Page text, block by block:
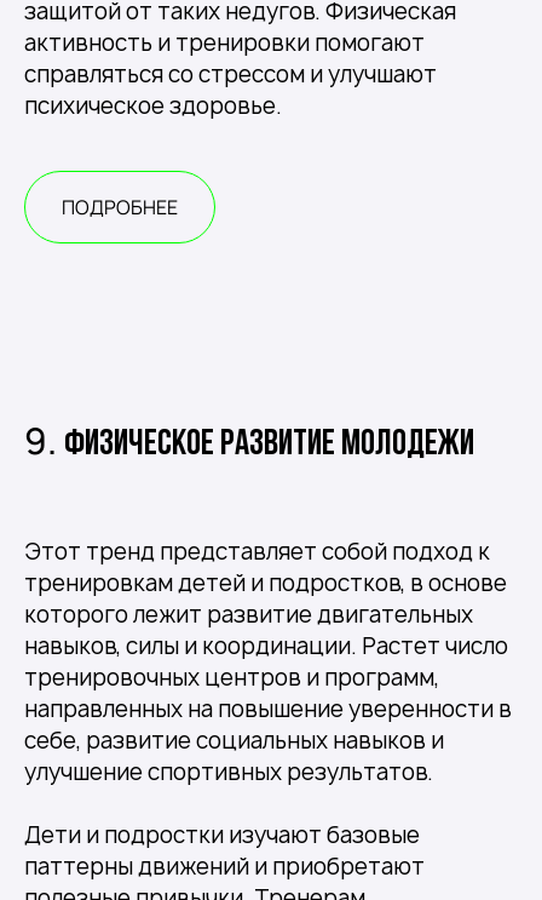
защитой от таких недугов. Физическая
активность и тренировки помогают
справляться со стрессом и улучшают
психическое здоровье.
ПОДРОБНЕЕ
9. Физическое развитие молодежи
Этот тренд представляет собой подход к
тренировкам детей и подростков, в основе
которого лежит развитие двигательных
навыков, силы и координации. Растет число
тренировочных центров и программ,
направленных на повышение уверенности в
себе, развитие социальных навыков и
улучшение спортивных результатов.
Дети и подростки изучают базовые
паттерны движений и приобретают